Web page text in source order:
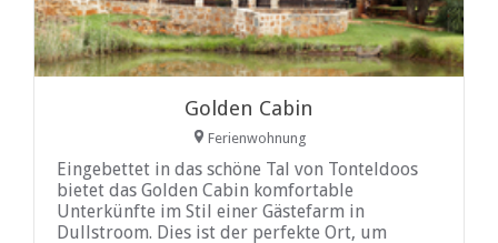
Golden Cabin
Ferienwohnung
Eingebettet in das schöne Tal von Tonteldoos
bietet das Golden Cabin komfortable
Unterkünfte im Stil einer Gästefarm in
Dullstroom. Dies ist der perfekte Ort, um